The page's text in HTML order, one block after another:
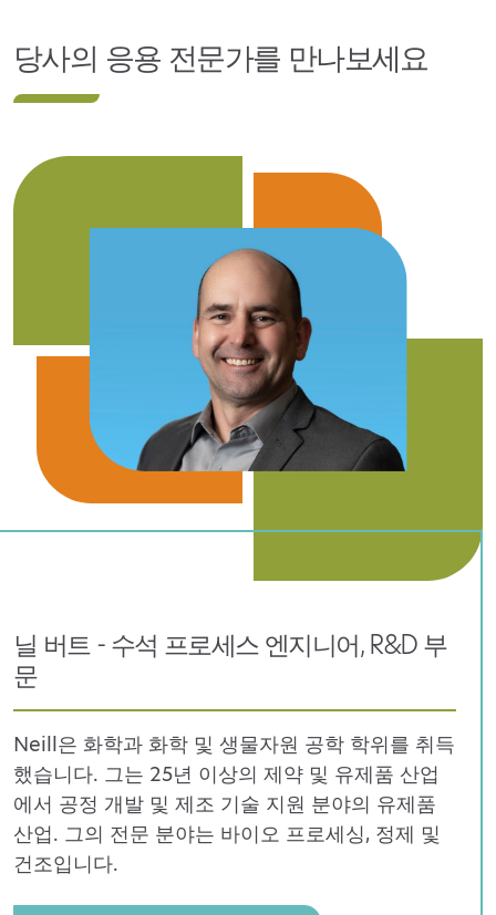
당사의 응용 전문가를 만나보세요
닐 버트 - 수석 프로세스 엔지니어, R&D 부
문
Neill은 화학과 화학 및 생물자원 공학 학위를 취득
했습니다. 그는 25년 이상의 제약 및 유제품 산업
에서 공정 개발 및 제조 기술 지원 분야의 유제품
산업. 그의 전문 분야는 바이오 프로세싱, 정제 및
건조입니다.